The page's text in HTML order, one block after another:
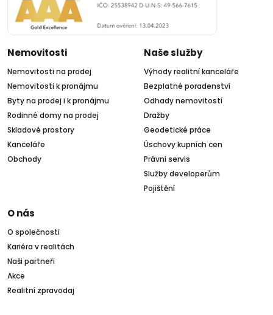
Nemovitosti
Nemovitosti na prodej
Nemovitosti k pronájmu
Byty na prodej i k pronájmu
Rodinné domy na prodej
Skladové prostory
Kanceláře
Obchody
Naše služby
Výhody realitní kanceláře
Bezplatné poradenství
Odhady nemovitostí
Dražby
Geodetické práce
Úschovy kupních cen
Právní servis
Služby developerům
Pojištění
O nás
O společnosti
Kariéra v realitách
Naši partneři
Akce
Realitní zpravodaj